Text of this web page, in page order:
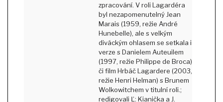
zpracování. V roli Lagardéra
byl nezapomenutelný Jean
Marais (1959, režie André
Hunebelle), ale s velkým
diváckým ohlasem se setkala i
verze s Danielem Auteuilem
(1997, režie Philippe de Broca)
či film Hrbáč Lagardere (2003,
režie Henri Helman) s Brunem
Wolkowitchem v titulní roli.;
redigovali Ľ: Kianička a J.